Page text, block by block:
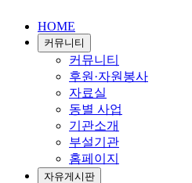
HOME
커뮤니티
커뮤니티
후원·자원봉사
자료실
동별 사업
기관소개
부설기관
홈페이지
자유게시판